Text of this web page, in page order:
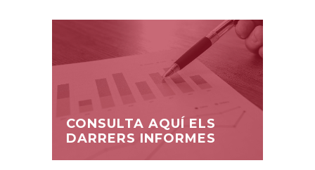
CONSULTA AQUÍ ELS
DARRERS INFORMES